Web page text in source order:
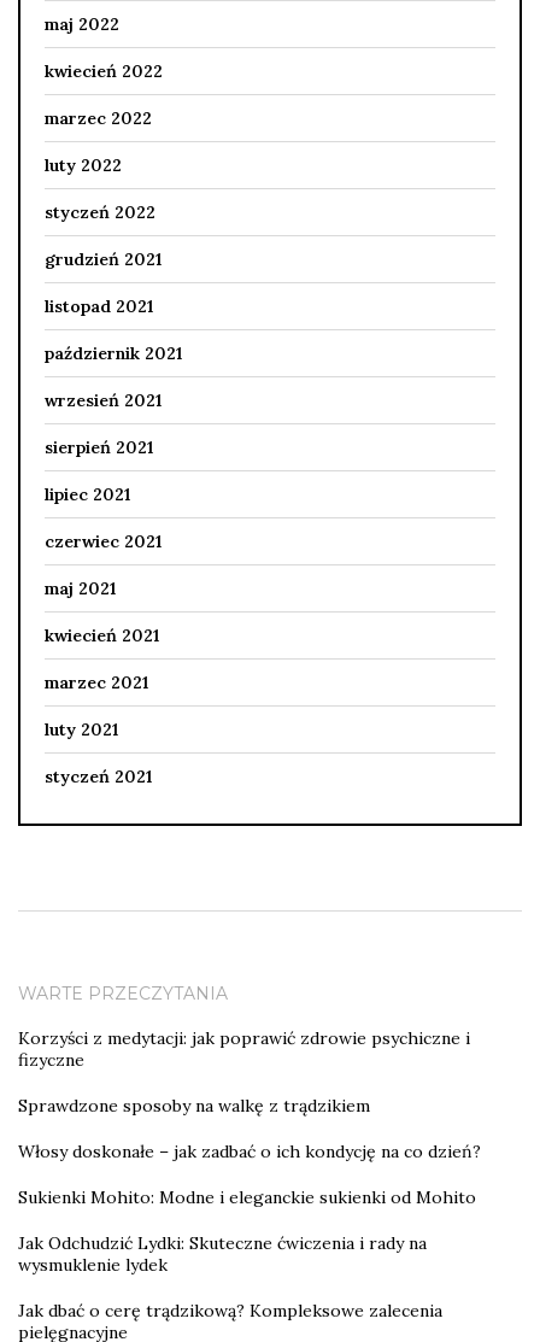
maj 2022
kwiecień 2022
marzec 2022
luty 2022
styczeń 2022
grudzień 2021
listopad 2021
październik 2021
wrzesień 2021
sierpień 2021
lipiec 2021
czerwiec 2021
maj 2021
kwiecień 2021
marzec 2021
luty 2021
styczeń 2021
WARTE PRZECZYTANIA
Korzyści z medytacji: jak poprawić zdrowie psychiczne i
fizyczne
Sprawdzone sposoby na walkę z trądzikiem
Włosy doskonałe – jak zadbać o ich kondycję na co dzień?
Sukienki Mohito: Modne i eleganckie sukienki od Mohito
Jak Odchudzić Lydki: Skuteczne ćwiczenia i rady na
wysmuklenie lydek
Jak dbać o cerę trądzikową? Kompleksowe zalecenia
pielęgnacyjne